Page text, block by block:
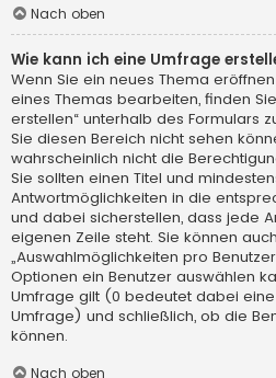
Nach oben
Wie kann ich eine Umfrage
Wenn Sie ein neues Thema
eines Themas bearbeiten, finden
erstellen“ unterhalb des Formulars
Sie diesen Bereich nicht sehen
wahrscheinlich nicht die
Sie sollten einen Titel und
Antwortmöglichkeiten in die
und dabei sicherstellen, dass jede
eigenen Zeile steht. Sie können
„Auswahlmöglichkeiten pro
Optionen ein Benutzer auswählen
Umfrage gilt (0 bedeutet dabei
Umfrage) und schließlich, ob die
können.
Nach oben